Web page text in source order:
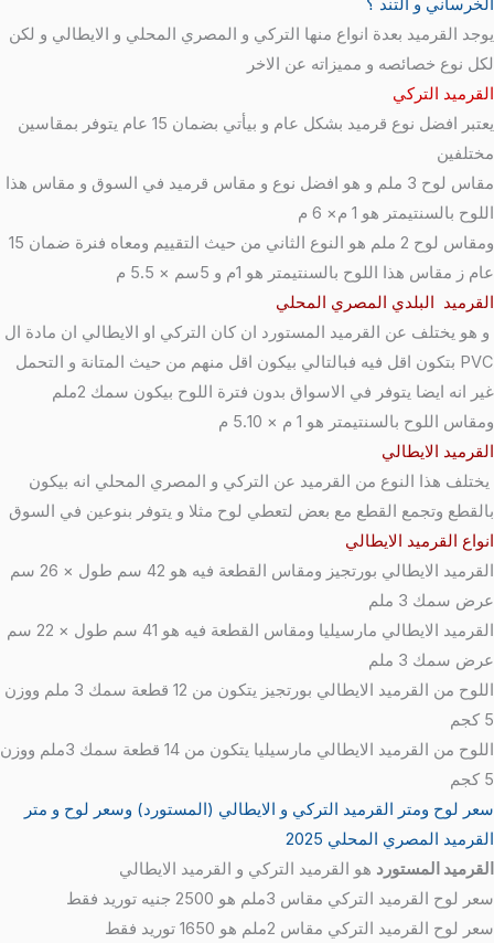
يوجد القرميد بعدة انواع منها التركي و المصري المحلي و الايطالي و لكن
لكل نوع خصائصه و مميزاته عن الاخر
القرميد التركي
يعتبر افضل نوع قرميد بشكل عام و بيأتي بضمان 15 عام يتوفر بمقاسين
مختلفين
مقاس لوح 3 ملم و هو افضل نوع و مقاس قرميد في السوق و مقاس هذا
اللوح بالسنتيمتر هو 1 م× 6 م
ومقاس لوح 2 ملم هو النوع الثاني من حيث التقييم ومعاه فنرة ضمان 15
عام ز مقاس هذا اللوح بالسنتيمتر هو 1م و 5سم × 5.5 م
القرميد البلدي المصري المحلي
و هو يختلف عن القرميد المستورد ان كان التركي او الايطالي ان مادة ال
PVC بتكون اقل فيه فبالتالي بيكون اقل منهم من حيث المتانة و التحمل
غير انه ايضا يتوفر في الاسواق بدون فترة اللوح بيكون سمك 2ملم
ومقاس اللوح بالسنتيمتر هو 1 م × 5.10 م
القرميد الايطالي
يختلف هذا النوع من القرميد عن التركي و المصري المحلي انه بيكون
بالقطع وتجمع القطع مع بعض لتعطي لوح مثلا و يتوفر بنوعين في السوق
انواع القرميد الايطالي
القرميد الايطالي بورتجيز ومقاس القطعة فيه هو 42 سم طول × 26 سم
عرض سمك 3 ملم
القرميد الايطالي مارسيليا ومقاس القطعة فيه هو 41 سم طول × 22 سم
عرض سمك 3 ملم
اللوح من القرميد الايطالي بورتجيز يتكون من 12 قطعة سمك 3 ملم ووزن
5 كجم
اللوح من القرميد الايطالي مارسيليا يتكون من 14 قطعة سمك 3ملم ووزن
5 كجم
سعر لوح ومتر القرميد التركي و الايطالي (المستورد) وسعر لوح و متر
القرميد المصري المحلي 2025
القرميد المستورد هو القرميد التركي و القرميد الايطالي
سعر لوح القرميد التركي مقاس 3ملم هو 2500 جنيه توريد فقط
سعر لوح القرميد التركي مقاس 2ملم هو 1650 توريد فقط